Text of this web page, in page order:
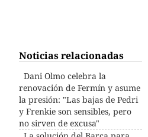
Noticias relacionadas
Dani Olmo celebra la
renovación de Fermín y asume
la presión: "Las bajas de Pedri
y Frenkie son sensibles, pero
no sirven de excusa"